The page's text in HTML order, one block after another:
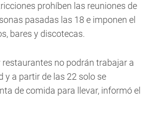
prohíben las reuniones de
pasadas las 18 e imponen el
bares y discotecas.
restaurantes no podrán trabajar a
y a partir de las 22 solo se
de comida para llevar, informó el